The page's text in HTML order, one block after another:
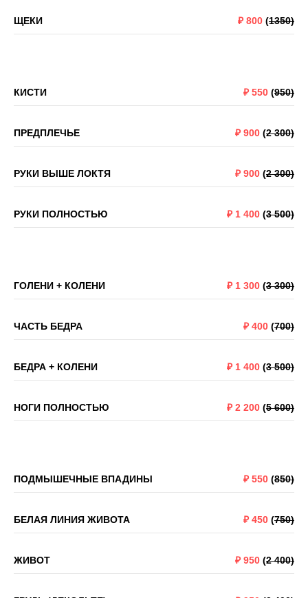
ЩЕКИ ₽ 800 (1350)
КИСТИ ₽ 550 (950)
ПРЕДПЛЕЧЬЕ ₽ 900 (2 300)
РУКИ ВЫШЕ ЛОКТЯ ₽ 900 (2 300)
РУКИ ПОЛНОСТЬЮ ₽ 1 400 (3 500)
ГОЛЕНИ + КОЛЕНИ ₽ 1 300 (3 300)
ЧАСТЬ БЕДРА ₽ 400 (700)
БЕДРА + КОЛЕНИ ₽ 1 400 (3 500)
НОГИ ПОЛНОСТЬЮ ₽ 2 200 (5 600)
ПОДМЫШЕЧНЫЕ ВПАДИНЫ ₽ 550 (850)
БЕЛАЯ ЛИНИЯ ЖИВОТА ₽ 450 (750)
ЖИВОТ ₽ 950 (2 400)